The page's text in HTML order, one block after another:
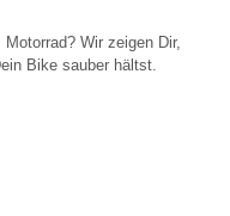
Wir zeigen Dir,
Bike sauber hältst.